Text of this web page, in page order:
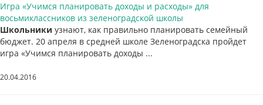
Игра «Учимся планировать доходы и расходы» для
восьмиклассников из зеленоградской школы
Школьники узнают, как правильно планировать семейный
бюджет. 20 апреля в средней школе Зеленоградска пройдет
игра «Учимся планировать доходы ...
20.04.2016